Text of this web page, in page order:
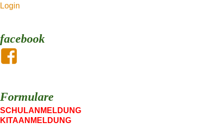
Login
facebook
Formulare
SCHULANMELDUNG
KITAANMELDUNG